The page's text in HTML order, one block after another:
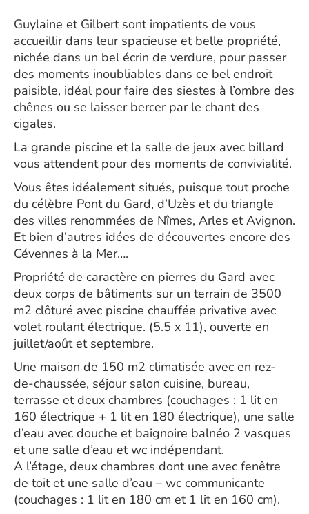
Guylaine et Gilbert sont impatients de vous
accueillir dans leur spacieuse et belle propriété,
nichée dans un bel écrin de verdure, pour passer
des moments inoubliables dans ce bel endroit
paisible, idéal pour faire des siestes à l’ombre des
chênes ou se laisser bercer par le chant des
cigales.
La grande piscine et la salle de jeux avec billard
vous attendent pour des moments de convivialité.
Vous êtes idéalement situés, puisque tout proche
du célèbre Pont du Gard, d’Uzès et du triangle
des villes renommées de Nîmes, Arles et Avignon.
Et bien d’autres idées de découvertes encore des
Cévennes à la Mer….
Propriété de caractère en pierres du Gard avec
deux corps de bâtiments sur un terrain de 3500
m2 clôturé avec piscine chauffée privative avec
volet roulant électrique. (5.5 x 11), ouverte en
juillet/août et septembre.
Une maison de 150 m2 climatisée avec en rez-
de-chaussée, séjour salon cuisine, bureau,
terrasse et deux chambres (couchages : 1 lit en
160 électrique + 1 lit en 180 électrique), une salle
d’eau avec douche et baignoire balnéo 2 vasques
et une salle d’eau et wc indépendant.
A l’étage, deux chambres dont une avec fenêtre
de toit et une salle d’eau – wc communicante
(couchages : 1 lit en 180 cm et 1 lit en 160 cm).